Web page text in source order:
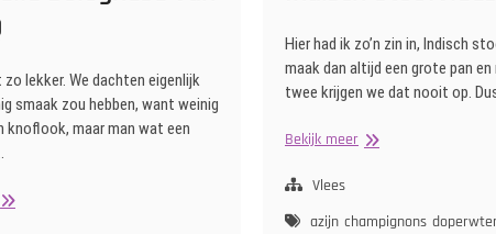
lekker. We dachten eigenlijk
smaak zou hebben, want weinig
knoflook, maar man wat een
Hier had ik zo’n zin in, Indisch
maak dan altijd een grote pan
twee krijgen we dat nooit op.
Bekijk meerIndisch
Vlees
azijn champignons